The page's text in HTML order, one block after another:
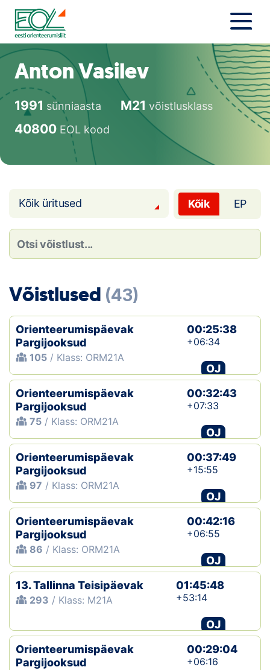
Liigu
sisu
juurde
Estonian Orienteering Federation
Uudised
Alustajale
Orienteerujale
Eesti Orienteerumine 100!
Noored
Kontakt
EOL
Galerii
Kaardid
Kalender
Koondised
Tule klubisse!
Tulemused
Dokumendid
Suletud maastikud
Ajalugu
Anton Vasilev
1991 sünniaasta M21 võistlusklass
40800 EOL kood
Kõik üritused Kõik EP
Võistlused (43)
Orienteerumispäevak
Pargijooksud
105 / Klass: ORM21A
00:25:38
+06:34
OJ
Orienteerumispäevak
Pargijooksud
75 / Klass: ORM21A
00:32:43
+07:33
OJ
Orienteerumispäevak
Pargijooksud
97 / Klass: ORM21A
00:37:49
+15:55
OJ
Orienteerumispäevak
Pargijooksud
86 / Klass: ORM21A
00:42:16
+06:55
OJ
13. Tallinna Teisipäevak
293 / Klass: M21A
01:45:48
+53:14
OJ
Orienteerumispäevak
Pargijooksud
00:29:04
+06:16